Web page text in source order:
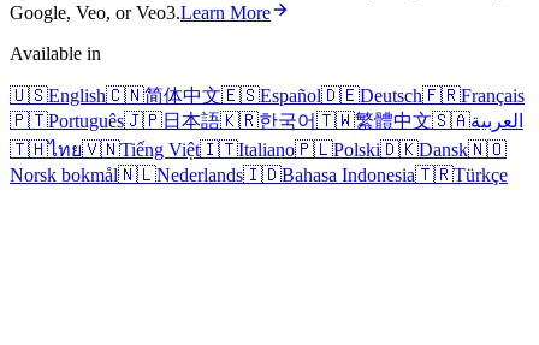
Google, Veo, or Veo3.Learn More
Available in
🇺🇸English🇨🇳简体中文🇪🇸Español🇩🇪Deutsch🇫🇷Français
🇵🇹Português🇯🇵日本語🇰🇷한국어🇹🇼繁體中文🇸🇦العربية
🇹🇭ไทย🇻🇳Tiếng Việt🇮🇹Italiano🇵🇱Polski🇩🇰Dansk🇳🇴
Norsk bokmål🇳🇱Nederlands🇮🇩Bahasa Indonesia🇹🇷Türkçe